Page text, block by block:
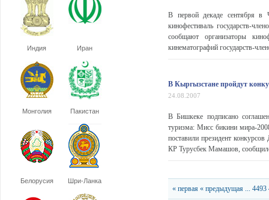
Индия Иран
Монголия Пакистан
Белорусия Шри-Ланка
В первой декаде сентября в
кинофестиваль государств-
сообщают организаторы
кинематографий государств-
В Кыргызстане пройдут
24.08.2007
В Бишкеке подписано
туризма: Мисс бикини мира-
поставили президент
КР Турусбек Мамашов,
« первая « предыдущая ... 4493